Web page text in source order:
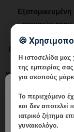
τεχνικών
Γυναικολογία -
Αντιμετώπιση
Υποβοηθούμενη
και Ιατρική
Γυναικολογία -
"Λητώ" - Μέλος
🍪
Η ιστοσελίδα μας
της εμπειρίας
για σκοπούς
Το περιεχόμενο
και δεν αποτελεί
ιατρικό ζήτημα
γυναικολόγο.